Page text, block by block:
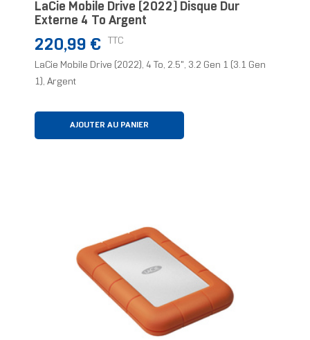
LaCie Mobile Drive (2022) Disque Dur
Externe 4 To Argent
Prix
220,99 € TTC
LaCie Mobile Drive (2022), 4 To, 2.5", 3.2 Gen 1 (3.1 Gen
1), Argent
AJOUTER AU PANIER